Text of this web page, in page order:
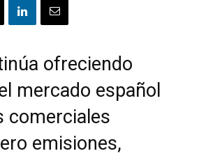
ofreciendo
mercado español
comerciales
emisiones,